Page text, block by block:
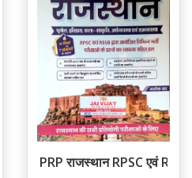
PRP राजस्थान RPSC एवं